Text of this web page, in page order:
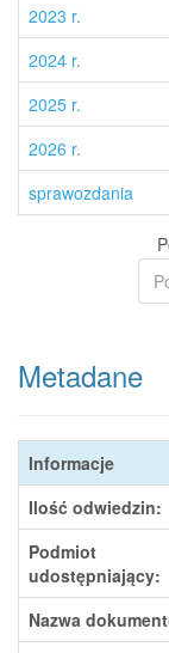
2023 r.
2024 r.
2025 r.
2026 r.
sprawozdania
Metadane
Informacje
Ilość odwiedzin:
Podmiot
udostępniający:
Nazwa